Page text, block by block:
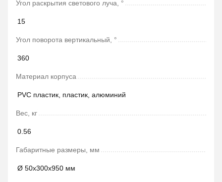
Угол раскрытия светового луча, °
15
Угол поворота вертикальный, °
360
Материал корпуса
PVC пластик, пластик, алюминий
Вес, кг
0.56
Габаритные размеры, мм
Ø 50х300х950 мм